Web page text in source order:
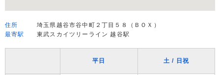
住所
埼玉県越谷市谷中町２丁目５８（ＢＯＸ）
最寄駅
東武スカイツリーライン 越谷駅
平日 土 / 日祝